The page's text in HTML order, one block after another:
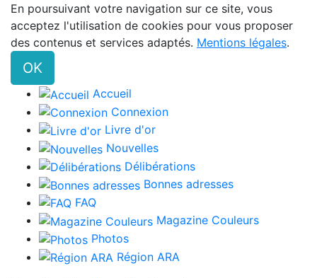
En poursuivant votre navigation sur ce site, vous
acceptez l'utilisation de cookies pour vous proposer
des contenus et services adaptés. Mentions légales.
OK
Accueil
Connexion
Livre d'or
Nouvelles
Délibérations
Bonnes adresses
FAQ
Magazine Couleurs
Photos
Région ARA